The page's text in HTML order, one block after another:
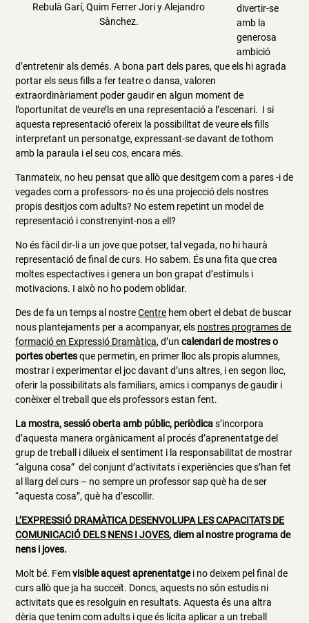
Rebulà Garí, Quim Ferrer Jori y Alejandro
Sànchez.
divertir-se
amb la
generosa
ambició
d’entretenir als demés. A bona part dels pares, que els hi agrada
portar els seus fills a fer teatre o dansa, valoren
extraordinàriament poder gaudir en algun moment de
l’oportunitat de veure’ls en una representació a l’escenari. I si
aquesta representació ofereix la possibilitat de veure els fills
interpretant un personatge, expressant-se davant de tothom
amb la paraula i el seu cos, encara més.
Tanmateix, no heu pensat que allò que desitgem com a pares -i de
vegades com a professors- no és una projecció dels nostres
propis desitjos com adults? No estem repetint un model de
representació i constrenyint-nos a ell?
No és fàcil dir-li a un jove que potser, tal vegada, no hi haurà
representació de final de curs. Ho sabem. És una fita que crea
moltes espectactives i genera un bon grapat d’estímuls i
motivacions. I això no ho podem oblidar.
Des de fa un temps al nostreCentre hem obert el debat de buscar
nous plantejaments per a acompanyar, els nostres programes de
formació en Expressió Dramàtica, d’uncalendari de mostres o
portes obertesque permetin, en primer lloc als propis alumnes,
mostrar i experimentar el joc davant d’uns altres, i en segon lloc,
oferir la possibilitats als familiars, amics i companys de gaudir i
conèixer el treball que els professors estan fent.
La mostra, sessió oberta amb públic, periòdicas’incorpora
d’aquesta manera orgànicament al procés d’aprenentatge del
grup de treball i dilueix el sentiment i la responsabilitat de mostrar
“alguna cosa” del conjunt d’activitats i experiències que s’han fet
al llarg del curs – no sempre un professor sap què ha de ser
“aquesta cosa”, què ha d’escollir.
L’EXPRESSIÓ DRAMÀTICA DESENVOLUPA LES CAPACITATS DE
COMUNICACIÓ DELS NENS I JOVES, diem al nostre programa de
nens i joves.
Molt bé. Femvisible aquest aprenentatgei no deixem pel final de
curs allò que ja ha succeït. Doncs, aquests no són estudis ni
activitats que es resolguin en resultats. Aquesta és una altra
dèria que tenim com adults i que és lícita aplicar a un treball